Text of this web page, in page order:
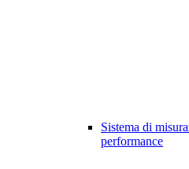
Sistema di
performance